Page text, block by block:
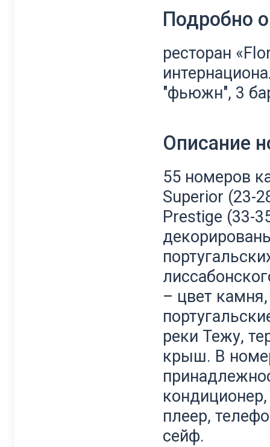
Подробно
ресторан
"фьюжн", 3
Описание
55 номеров
Superior (23-
Prestige (33-
– цвет
реки Тежу,
крыш. В
плеер,
сейф.